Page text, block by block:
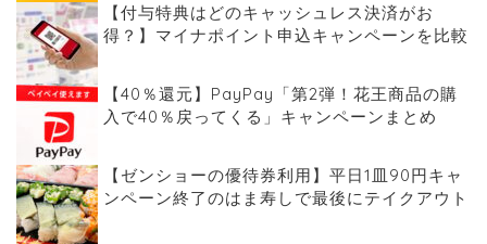
【付与特典はどのキャッシュレス決済がお
得？】マイナポイント申込キャンペーンを比較
【40％還元】PayPay「第2弾！花王商品の購
入で40％戻ってくる」キャンペーンまとめ
【ゼンショーの優待券利用】平日1皿90円キャ
ンペーン終了のはま寿しで最後にテイクアウト